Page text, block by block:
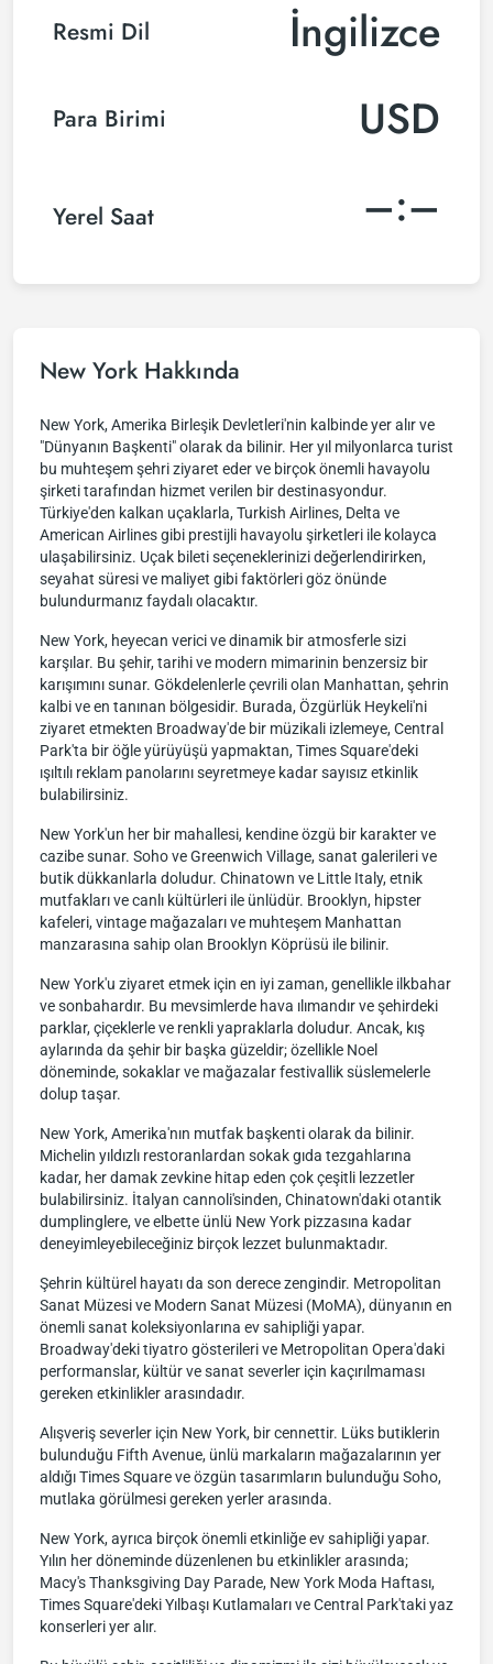
Resmi Dil İngilizce
Para Birimi USD
Yerel Saat –:–
New York Hakkında
New York, Amerika Birleşik Devletleri'nin kalbinde yer alır ve
"Dünyanın Başkenti" olarak da bilinir. Her yıl milyonlarca turist
bu muhteşem şehri ziyaret eder ve birçok önemli havayolu
şirketi tarafından hizmet verilen bir destinasyondur.
Türkiye'den kalkan uçaklarla, Turkish Airlines, Delta ve
American Airlines gibi prestijli havayolu şirketleri ile kolayca
ulaşabilirsiniz. Uçak bileti seçeneklerinizi değerlendirirken,
seyahat süresi ve maliyet gibi faktörleri göz önünde
bulundurmanız faydalı olacaktır.
New York, heyecan verici ve dinamik bir atmosferle sizi
karşılar. Bu şehir, tarihi ve modern mimarinin benzersiz bir
karışımını sunar. Gökdelenlerle çevrili olan Manhattan, şehrin
kalbi ve en tanınan bölgesidir. Burada, Özgürlük Heykeli'ni
ziyaret etmekten Broadway'de bir müzikali izlemeye, Central
Park'ta bir öğle yürüyüşü yapmaktan, Times Square'deki
ışıltılı reklam panolarını seyretmeye kadar sayısız etkinlik
bulabilirsiniz.
New York'un her bir mahallesi, kendine özgü bir karakter ve
cazibe sunar. Soho ve Greenwich Village, sanat galerileri ve
butik dükkanlarla doludur. Chinatown ve Little Italy, etnik
mutfakları ve canlı kültürleri ile ünlüdür. Brooklyn, hipster
kafeleri, vintage mağazaları ve muhteşem Manhattan
manzarasına sahip olan Brooklyn Köprüsü ile bilinir.
New York'u ziyaret etmek için en iyi zaman, genellikle ilkbahar
ve sonbahardır. Bu mevsimlerde hava ılımandır ve şehirdeki
parklar, çiçeklerle ve renkli yapraklarla doludur. Ancak, kış
aylarında da şehir bir başka güzeldir; özellikle Noel
döneminde, sokaklar ve mağazalar festivallik süslemelerle
dolup taşar.
New York, Amerika'nın mutfak başkenti olarak da bilinir.
Michelin yıldızlı restoranlardan sokak gıda tezgahlarına
kadar, her damak zevkine hitap eden çok çeşitli lezzetler
bulabilirsiniz. İtalyan cannoli'sinden, Chinatown'daki otantik
dumplinglere, ve elbette ünlü New York pizzasına kadar
deneyimleyebileceğiniz birçok lezzet bulunmaktadır.
Şehrin kültürel hayatı da son derece zengindir. Metropolitan
Sanat Müzesi ve Modern Sanat Müzesi (MoMA), dünyanın en
önemli sanat koleksiyonlarına ev sahipliği yapar.
Broadway'deki tiyatro gösterileri ve Metropolitan Opera'daki
performanslar, kültür ve sanat severler için kaçırılmaması
gereken etkinlikler arasındadır.
Alışveriş severler için New York, bir cennettir. Lüks butiklerin
bulunduğu Fifth Avenue, ünlü markaların mağazalarının yer
aldığı Times Square ve özgün tasarımların bulunduğu Soho,
mutlaka görülmesi gereken yerler arasında.
New York, ayrıca birçok önemli etkinliğe ev sahipliği yapar.
Yılın her döneminde düzenlenen bu etkinlikler arasında;
Macy's Thanksgiving Day Parade, New York Moda Haftası,
Times Square'deki Yılbaşı Kutlamaları ve Central Park'taki yaz
konserleri yer alır.